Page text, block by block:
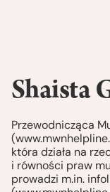
Shaista
Przewodnicząca
która działa na
i równości praw
prowadzi m.in.